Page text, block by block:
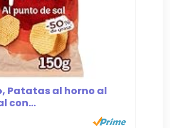
Patatas al horno al
con...